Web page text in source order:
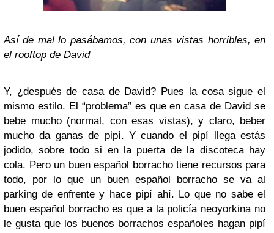
Así de mal lo pasábamos, con unas vistas horribles, en
el rooftop de David
Y, ¿después de casa de David? Pues la cosa sigue el
mismo estilo. El “problema” es que en casa de David se
bebe mucho (normal, con esas vistas), y claro, beber
mucho da ganas de pipí. Y cuando el pipí llega estás
jodido, sobre todo si en la puerta de la discoteca hay
cola. Pero un buen español borracho tiene recursos para
todo, por lo que un buen español borracho se va al
parking de enfrente y hace pipí ahí. Lo que no sabe el
buen español borracho es que a la policía neoyorkina no
le gusta que los buenos borrachos españoles hagan pipí